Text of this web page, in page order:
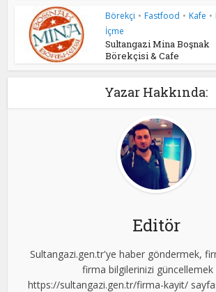
Börekçi • Fastfood • Kafe •
İçme
Sultangazi Mina Boşnak
Börekçisi & Cafe
Yazar Hakkında:
Editör
Sultangazi.gen.tr'ye haber göndermek,
firma bilgilerinizi güncellemek
https://sultangazi.gen.tr/firma-kayit/